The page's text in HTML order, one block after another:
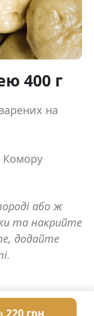
400 г
на
Комору
або ж
та накрийте
додайте
.